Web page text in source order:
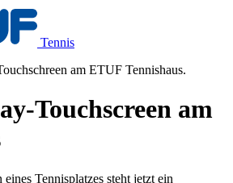
Tennis
Touchscreen am
Tennisplatzes steht jetzt ein